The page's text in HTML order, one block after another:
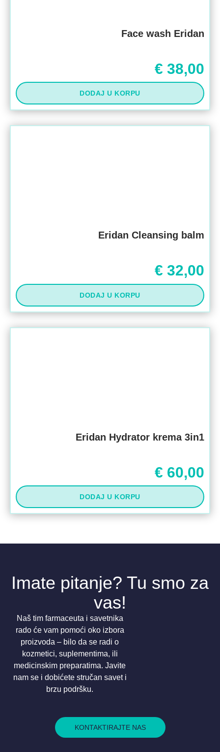
Face wash Eridan
€ 38,00
DODAJ U KORPU
Eridan Cleansing balm
€ 32,00
DODAJ U KORPU
Eridan Hydrator krema 3in1
€ 60,00
DODAJ U KORPU
Imate pitanje? Tu smo za
vas!
Naš tim farmaceuta i savetnika
rado će vam pomoći oko izbora
proizvoda – bilo da se radi o
kozmetici, suplementima, ili
medicinskim preparatima. Javite
nam se i dobićete stručan savet i
brzu podršku.
KONTAKTIRAJTE NAS